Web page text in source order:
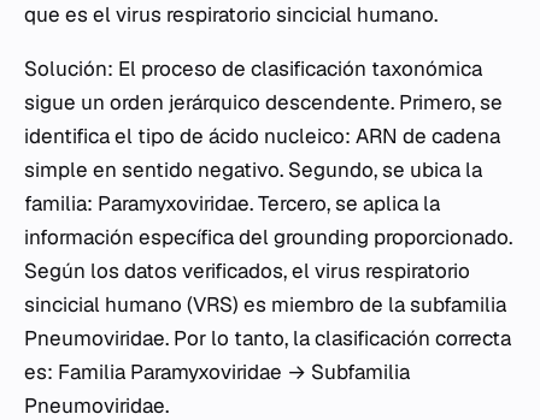
que es el virus respiratorio sincicial humano.
Solución: El proceso de clasificación taxonómica
sigue un orden jerárquico descendente. Primero, se
identifica el tipo de ácido nucleico: ARN de cadena
simple en sentido negativo. Segundo, se ubica la
familia: Paramyxoviridae. Tercero, se aplica la
información específica del grounding proporcionado.
Según los datos verificados, el virus respiratorio
sincicial humano (VRS) es miembro de la subfamilia
Pneumoviridae. Por lo tanto, la clasificación correcta
es: Familia Paramyxoviridae → Subfamilia
Pneumoviridae.